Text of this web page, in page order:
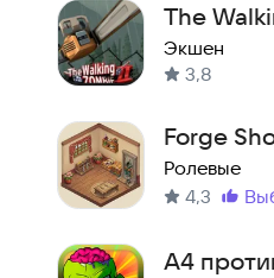
The
shooter
Экшен
3,8
Forge
Ролевые
4,3
Метка
А4